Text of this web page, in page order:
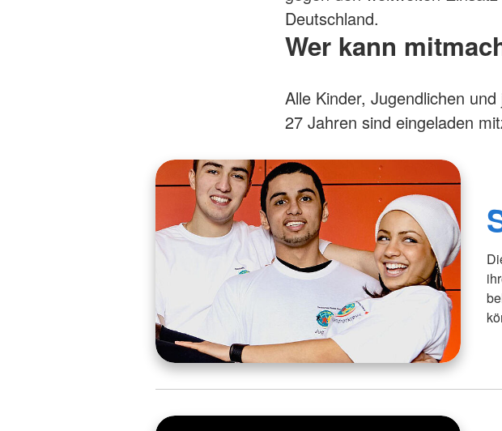
Deutschland.
Wer kann
Alle Kinder, Jugendlichen
27 Jahren sind eingeladen